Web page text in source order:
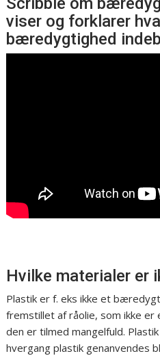
viser og forklarer
bæredygtighed
Hvilke materialer er
Plastik er f. eks ikke et
fremstillet af råolie, som ikke
den er tilmed mangelfuld.
hvergang plastik genanvendes